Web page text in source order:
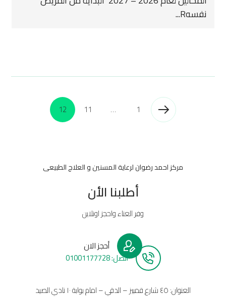
نفسهR...
1
…
11
12
مركز احمد رضوان لرعاية المسنين و العلاج الطبيعى
أطلبنا الأن
وفر العناء واحجز اونلاين
أحجز الان
أتصل: 01001177728
العنوان: ٤٥ شارع قمبيز – الدقي – امام بوابة ١٠ نادي الصيد